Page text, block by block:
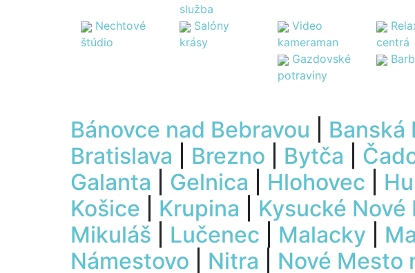
služba
Nechtové
štúdio
Salóny
krásy
Video
kameraman
centrá
Gazdovské
potraviny
Bánovce nad Bebravou Banská
Bratislava
Brezno Bytča
Galanta
Gelnica Hlohovec
Košice
Krupina Kysucké Nové
Mikuláš
Lučenec Malacky
Námestovo
Nitra Nové Mesto